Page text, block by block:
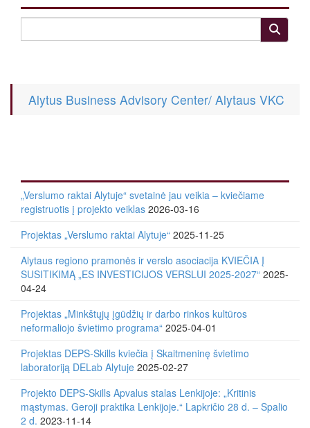
Alytus Business Advisory Center/ Alytaus VKC
„Verslumo raktai Alytuje“ svetainė jau veikia – kviečiame
registruotis į projekto veiklas 2026-03-16
Projektas „Verslumo raktai Alytuje“ 2025-11-25
Alytaus regiono pramonės ir verslo asociacija KVIEČIA Į
SUSITIKIMĄ „ES INVESTICIJOS VERSLUI 2025-2027“ 2025-
04-24
Projektas „Minkštųjų įgūdžių ir darbo rinkos kultūros
neformaliojo švietimo programa“ 2025-04-01
Projektas DEPS-Skills kviečia į Skaitmeninę švietimo
laboratoriją DELab Alytuje 2025-02-27
Projekto DEPS-Skills Apvalus stalas Lenkijoje: „Kritinis
mąstymas. Geroji praktika Lenkijoje.“ Lapkričio 28 d. – Spalio
2 d. 2023-11-14